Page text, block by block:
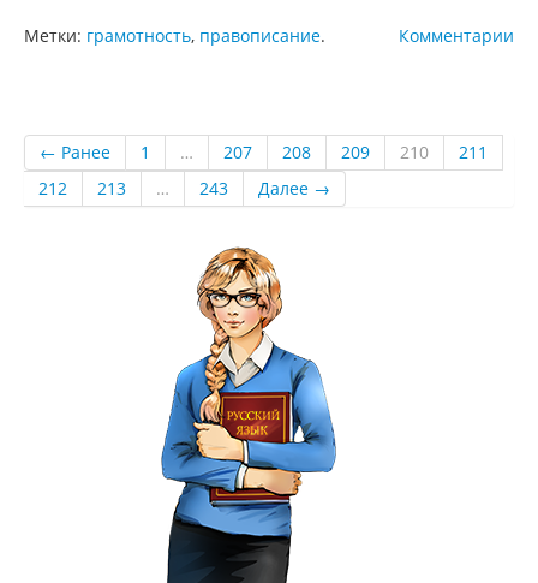
Комментарии
Метки: грамотность, правописание.
← Ранее 1 … 207 208 209 210
211
212
213 … 243 Далее →